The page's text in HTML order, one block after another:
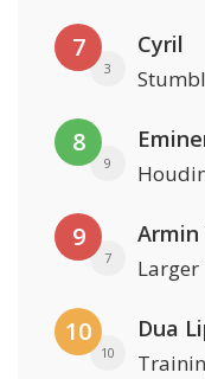
7
3
Cyril
8
9
9
7
Armin
Larger
10
10
Dua